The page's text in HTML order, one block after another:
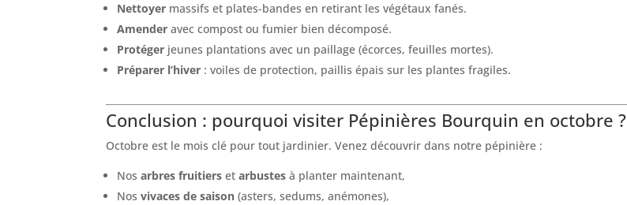
Nettoyer massifs et plates-bandes en retirant les végétaux fanés.
Amender avec compost ou fumier bien décomposé.
Protéger jeunes plantations avec un paillage (écorces, feuilles mortes).
Préparer l’hiver : voiles de protection, paillis épais sur les plantes fragiles.
Conclusion : pourquoi visiter Pépinières Bourquin en octobre ?
Octobre est le mois clé pour tout jardinier. Venez découvrir dans notre pépinière :
Nosarbres fruitiers etarbustes à planter maintenant,
Nosvivaces de saison (asters, sedums, anémones),